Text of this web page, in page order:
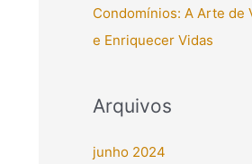
Condomínios: A Arte de
e Enriquecer Vidas
Arquivos
junho 2024